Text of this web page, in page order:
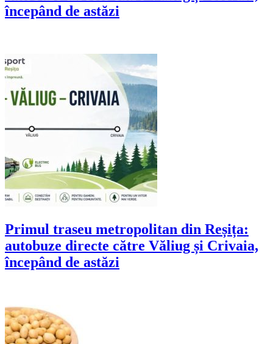
începând de astăzi
Primul traseu metropolitan din Reșița:
autobuze directe către Văliug și Crivaia,
începând de astăzi